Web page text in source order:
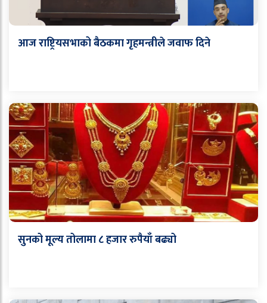
आज राष्ट्रियसभाको बैठकमा गृहमन्त्रीले जवाफ दिने
सुनको मूल्य तोलामा ८ हजार रुपैयाँ बढ्यो